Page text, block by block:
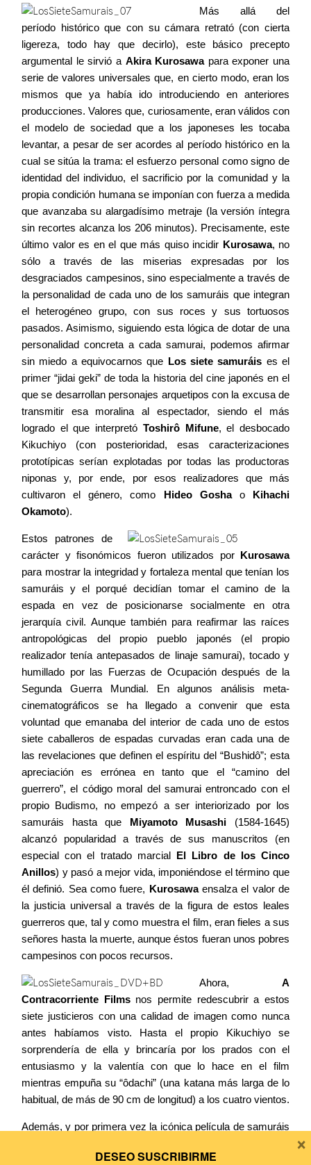
Más allá del
período histórico que con su cámara retrató (con cierta
ligereza, todo hay que decirlo), este básico precepto
argumental le sirvió a Akira Kurosawapara exponer una
serie de valores universales que, en cierto modo, eran los
mismos que ya había ido introduciendo en anteriores
producciones. Valores que, curiosamente, eran válidos con
el modelo de sociedad que a los japoneses les tocaba
levantar, a pesar de ser acordes al período histórico en la
cual se sitúa la trama: el esfuerzo personal como signo de
identidad del individuo, el sacrificio por la comunidad y la
propia condición humana se imponían con fuerza a medida
que avanzaba su alargadísimo metraje (la versión íntegra
sin recortes alcanza los 206 minutos). Precisamente, este
último valor es en el que más quiso incidir Kurosawa, no
sólo a través de las miserias expresadas por los
desgraciados campesinos, sino especialmente a través de
la personalidad de cada uno de los samuráis que integran
el heterogéneo grupo, con sus roces y sus tortuosos
pasados. Asimismo, siguiendo esta lógica de dotar de una
personalidad concreta a cada samurai, podemos afirmar
sin miedo a equivocarnos que Los siete samuráis es el
primer “jidai geki” de toda la historia del cine japonés en el
que se desarrollan personajes arquetipos con la excusa de
transmitir esa moralina al espectador, siendo el más
logrado el que interpretó Toshirô Mifune, el desbocado
Kikuchiyo (con posterioridad, esas caracterizaciones
prototípicas serían explotadas por todas las productoras
niponas y, por ende, por esos realizadores que más
cultivaron el género, como Hideo Goshao Kihachi
Okamoto).
Estos patrones de
carácter y fisonómicos fueron utilizados por Kurosawa
para mostrar la integridad y fortaleza mental que tenían los
samuráis y el porqué decidían tomar el camino de la
espada en vez de posicionarse socialmente en otra
jerarquía civil. Aunque también para reafirmar las raíces
antropológicas del propio pueblo japonés (el propio
realizador tenía antepasados de linaje samurai), tocado y
humillado por las Fuerzas de Ocupación después de la
Segunda Guerra Mundial. En algunos análisis meta-
cinematográficos se ha llegado a convenir que esta
voluntad que emanaba del interior de cada uno de estos
siete caballeros de espadas curvadas eran cada una de
las revelaciones que definen el espíritu del “Bushidô”; esta
apreciación es errónea en tanto que el “camino del
guerrero”, el código moral del samurai entroncado con el
propio Budismo, no empezó a ser interiorizado por los
samuráis hasta que Miyamoto Musashi (1584-1645)
alcanzó popularidad a través de sus manuscritos (en
especial con el tratado marcial El Libro de los Cinco
Anillos) y pasó a mejor vida, imponiéndose el término que
él definió. Sea como fuere, Kurosawaensalza el valor de
la justicia universal a través de la figura de estos leales
guerreros que, tal y como muestra el film, eran fieles a sus
señores hasta la muerte, aunque éstos fueran unos pobres
campesinos con pocos recursos.
Ahora, A
Contracorriente Filmsnos permite redescubrir a estos
siete justicieros con una calidad de imagen como nunca
antes habíamos visto. Hasta el propio Kikuchiyo se
sorprendería de ella y brincaría por los prados con el
entusiasmo y la valentía con que lo hace en el film
mientras empuña su “ôdachi” (una katana más larga de lo
habitual, de más de 90 cm de longitud) a los cuatro vientos.
Además, y por primera vez la icónica película de samuráis
72 minutosde contenido adicional en el que
DESEO SUSCRIBIRME
×